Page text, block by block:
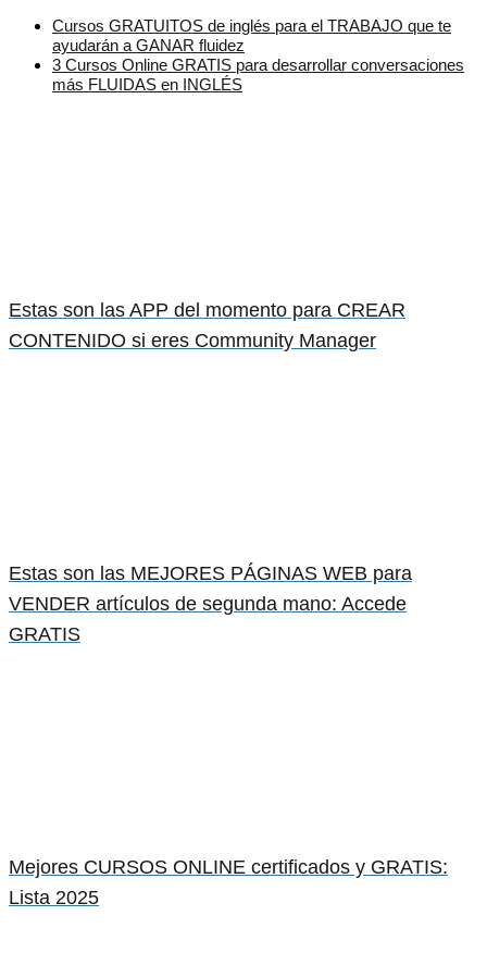
Cursos GRATUITOS de inglés para el TRABAJO que te
ayudarán a GANAR fluidez
3 Cursos Online GRATIS para desarrollar conversaciones
más FLUIDAS en INGLÉS
Estas son las APP del momento para CREAR
CONTENIDO si eres Community Manager
Estas son las MEJORES PÁGINAS WEB para
VENDER artículos de segunda mano: Accede
GRATIS
Mejores CURSOS ONLINE certificados y GRATIS:
Lista 2025